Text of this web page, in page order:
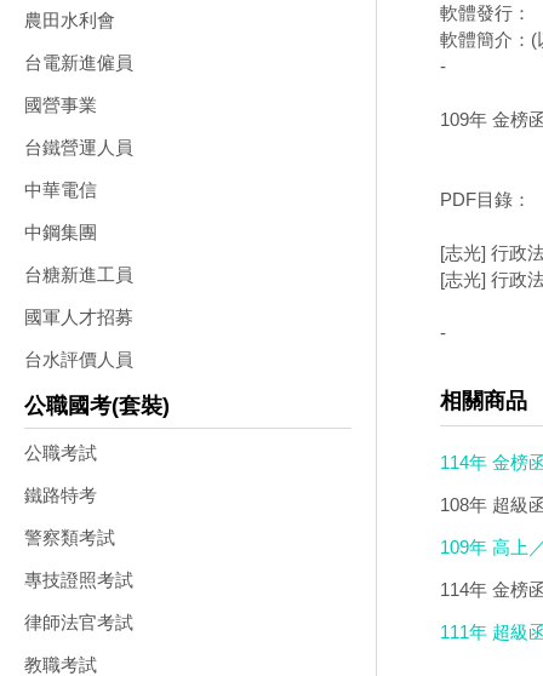
農田水利會
台電新進僱員
國營事業
台鐵營運人員
中華電信
中鋼集團
台糖新進工員
國軍人才招募
台水評價人員
公職國考(套裝)
公職考試
鐵路特考
警察類考試
專技證照考試
律師法官考試
教職考試
軟體發行：
軟體簡介：(
-
109年 金榜
PDF目錄：
[志光] 行政
[志光] 行政
-
相關商品
114年 金榜
DVD(2DVD)
108年 超級
109年 高上
114年 金榜
講義 函授
111年 超級